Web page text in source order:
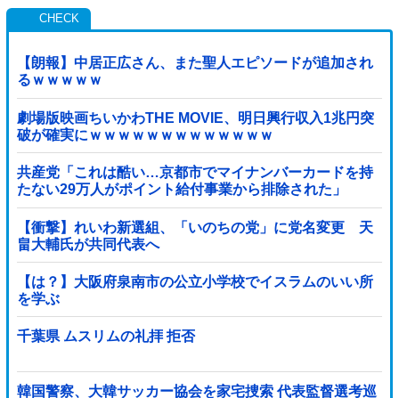
【朗報】中居正広さん、また聖人エピソードが追加され
るｗｗｗｗｗ
劇場版映画ちいかわTHE MOVIE、明日興行収入1兆円突
破が確実にｗｗｗｗｗｗｗｗｗｗｗｗｗ
共産党「これは酷い…京都市でマイナンバーカードを持
たない29万人がポイント給付事業から排除された」
【衝撃】れいわ新選組、「いのちの党」に党名変更 天
畠大輔氏が共同代表へ
【は？】大阪府泉南市の公立小学校でイスラムのいい所
を学ぶ
千葉県 ムスリムの礼拝 拒否
韓国警察、大韓サッカー協会を家宅捜索 代表監督選考巡